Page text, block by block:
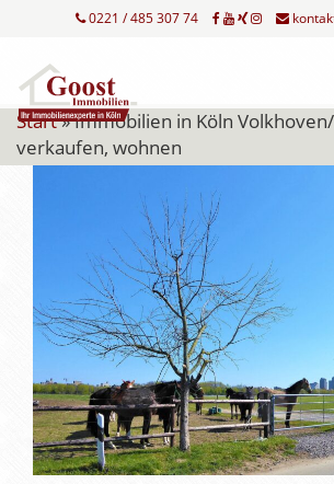
0221 / 485 307 74
Start»Immobilien in Köln
verkaufen, wohnen